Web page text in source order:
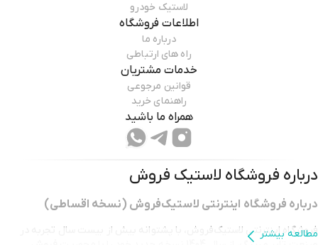
لاستیک خودرو
اطلاعات فروشگاه
درباره ما
راه های ارتباطی
خدمات مشتریان
قوانین مرجوعی
راهنمای خرید
همراه ما باشید
درباره فروشگاه لاستیک فروش
درباره فروشگاه اینترنتی لاستیک‌فروش (نسخه اقساطی)
فروشگاه اینترنتی لاستیک‌فروش، با پشتوانه بیش از بیست سال تجربه در
مطالعه بیشتر